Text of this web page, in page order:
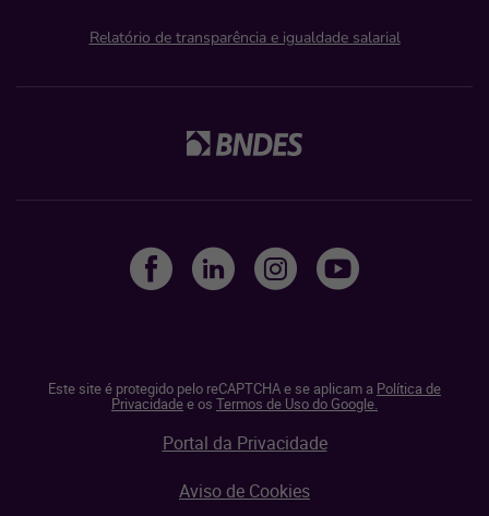
Relatório de transparência e igualdade salarial
Este site é protegido pelo reCAPTCHA e se aplicam a Política de
Privacidadee os Termos de Uso do Google.
Portal da Privacidade
Aviso de Cookies